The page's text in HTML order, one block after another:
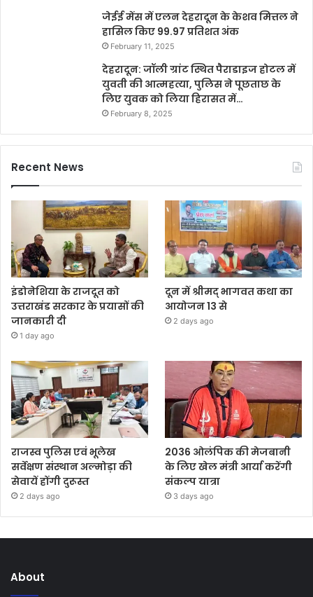
जेईई मेंस में एलन देहरादून के केशव मित्तल ने
हासिल किए 99.97 प्रतिशत अंक
February 11, 2025
देहरादून: जॉली ग्रांट स्थित पैराडाइज होटल में
युवती की आत्महत्या, पुलिस ने पूछताछ के
लिए युवक को लिया हिरासत में…
February 8, 2025
Recent News
इंडोनेशिया के राजदूत को
उत्तराखंड सरकार के प्रयासों की
जानकारी दी
1 day ago
दून में श्रीमद् भागवत कथा का
आयोजन 13 से
2 days ago
राजस्व पुलिस एवं भूलेख
सर्वेक्षण संस्थान अल्मोड़ा की
सेवायें होंगी दुरूस्त
2 days ago
2036 ओलंपिक की मेजबानी
के लिए खेल मंत्री आर्या करेंगी
संकल्प यात्रा
3 days ago
About